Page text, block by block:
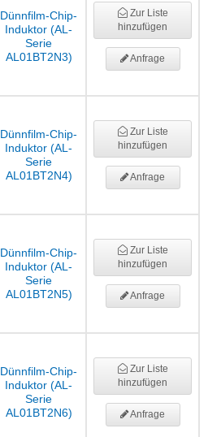
Dünnfilm-Chip-
Induktor (AL-
Serie
AL01BT2N3)
Zur Liste
hinzufügen
Anfrage
Dünnfilm-Chip-
Induktor (AL-
Serie
AL01BT2N4)
Zur Liste
hinzufügen
Anfrage
Dünnfilm-Chip-
Induktor (AL-
Serie
AL01BT2N5)
Zur Liste
hinzufügen
Anfrage
Dünnfilm-Chip-
Induktor (AL-
Serie
AL01BT2N6)
Zur Liste
hinzufügen
Anfrage